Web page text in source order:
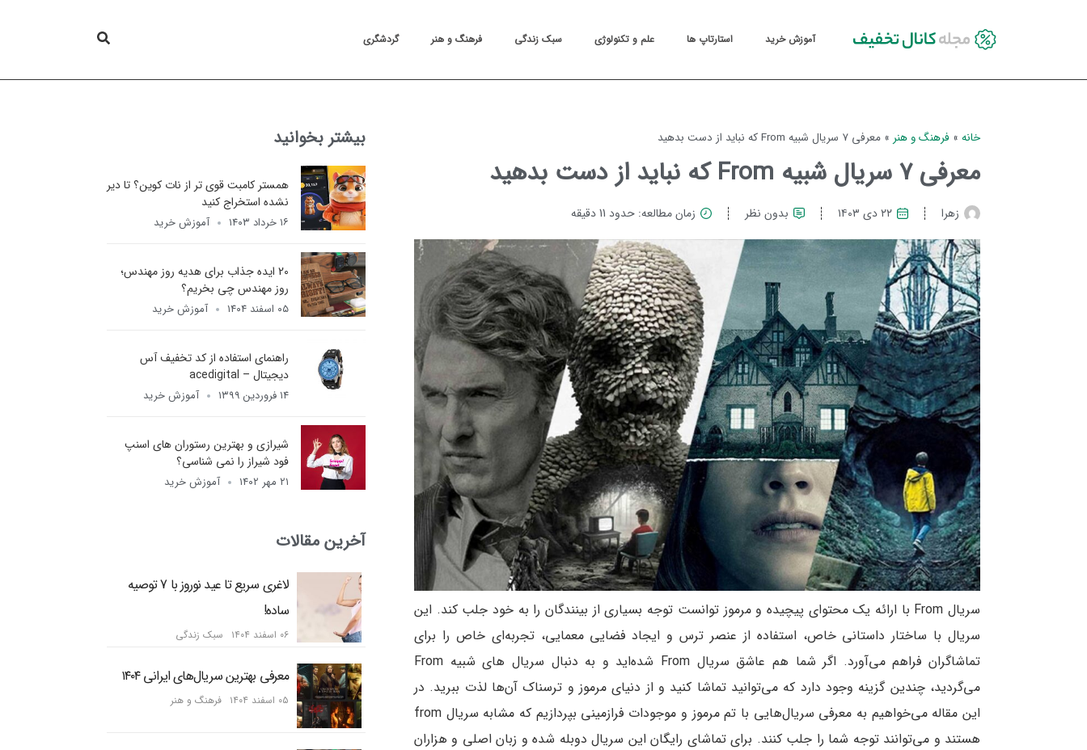
آموزش خرید استارتاپ ها علم و تکنولوژی سبک زندگی فرهنگ و هنر گردشگری
خانه » فرهنگ و هنر » معرفی ۷ سریال شبیه From که نباید از دست بدهید
معرفی ۷ سریال شبیه From که نباید از دست بدهید
زهرا ۲۲ دی ۱۴۰۳ بدون نظر زمان مطالعه: حدود 11 دقیقه
سریال From با ارائه یک محتوای پیچیده و مرموز توانست توجه بسیاری از بینندگان را به خود جلب کند. این
سریال با ساختار داستانی خاص، استفاده از عنصر ترس و ایجاد فضایی معمایی، تجربه‌ای خاص را برای
تماشاگران فراهم می‌آورد. اگر شما هم عاشق سریال From شده‌اید و به دنبال سریال های شبیه From
می‌گردید، چندین گزینه وجود دارد که می‌توانید تماشا کنید و از دنیای مرموز و ترسناک‌ آن‌ها لذت ببرید. در
این مقاله می‌خواهیم به معرفی سریال‌هایی با تم مرموز و موجودات فرازمینی بپردازیم که مشابه سریال from
هستند و می‌توانند توجه شما را جلب کنند. برای تماشای رایگان این سریال دوبله شده و زبان اصلی و هزاران
بیشتر بخوانید
همستر کامبت قوی تر از نات کوین؟ تا دیر
نشده استخراج کنید
۱۶ خرداد ۱۴۰۳ آموزش خرید
20 ایده جذاب برای هدیه روز مهندس؛
روز مهندس چی بخریم؟
۰۵ اسفند ۱۴۰۴ آموزش خرید
راهنمای استفاده از کد تخفیف آس
دیجیتال – acedigital
۱۴ فروردین ۱۳۹۹ آموزش خرید
شیرازی و بهترین رستوران های اسنپ
فود شیراز را نمی شناسی؟
۲۱ مهر ۱۴۰۲ آموزش خرید
آخرین مقالات
لاغری سریع تا عید نوروز با 7 توصیه
ساده!
۰۶ اسفند ۱۴۰۴ سبک زندگی
معرفی بهترین سریال‌های ایرانی ۱۴۰۴
۰۵ اسفند ۱۴۰۴ فرهنگ و هنر